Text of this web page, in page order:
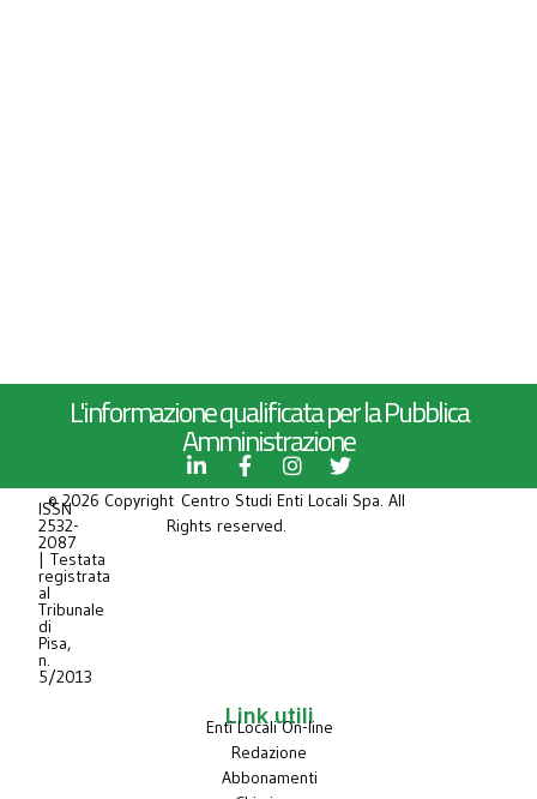
L'informazione qualificata per la Pubblica
Amministrazione
ISSN
2532-
2087
| Testata
registrata
al
Tribunale
di
Pisa,
n.
5/2013
© 2026 Copyright Centro Studi Enti Locali Spa. All
Rights reserved.
Link utili
Enti Locali On-line
Redazione
Abbonamenti